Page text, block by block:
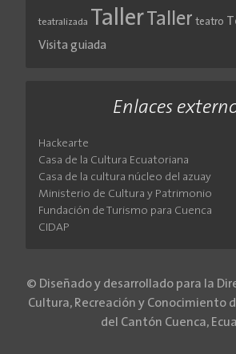
teatralizada TallerTaller teatro
Visita guiada
Enlaces
Hackearte
Casa de la Cultura Ecuatoriana
Casa de la cultura núcleo del azuay
Ministerio de Cultura y Patrimonio
Fundación de Turismo para Cuenca
CIDAP
© Diseñado y desarrollado para la
Cultura, Recreación y Conocimiento
del Cantón Cuenca,